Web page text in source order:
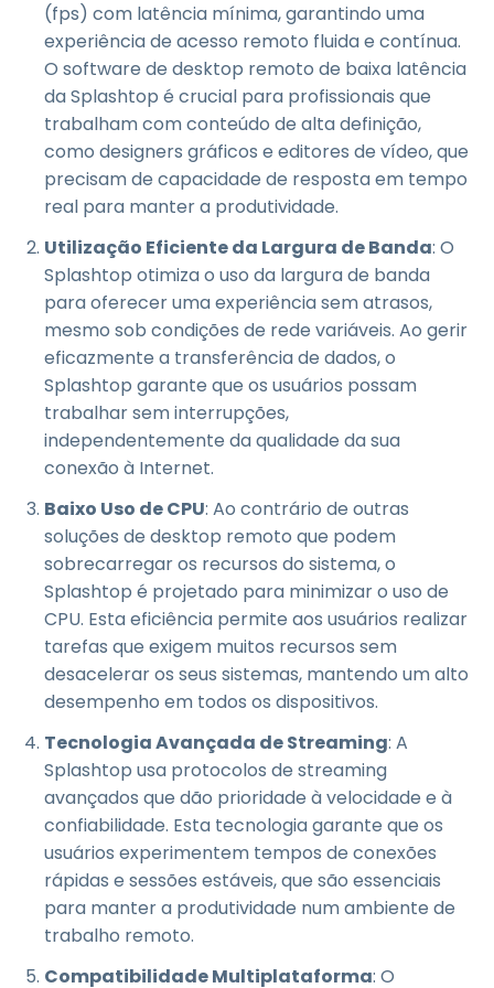
(fps) com latência mínima, garantindo uma
experiência de acesso remoto fluida e contínua.
O software de desktop remoto de baixa latência
da Splashtop é crucial para profissionais que
trabalham com conteúdo de alta definição,
como designers gráficos e editores de vídeo, que
precisam de capacidade de resposta em tempo
real para manter a produtividade.
Utilização Eficiente da Largura de Banda: O
Splashtop otimiza o uso da largura de banda
para oferecer uma experiência sem atrasos,
mesmo sob condições de rede variáveis. Ao gerir
eficazmente a transferência de dados, o
Splashtop garante que os usuários possam
trabalhar sem interrupções,
independentemente da qualidade da sua
conexão à Internet.
Baixo Uso de CPU: Ao contrário de outras
soluções de desktop remoto que podem
sobrecarregar os recursos do sistema, o
Splashtop é projetado para minimizar o uso de
CPU. Esta eficiência permite aos usuários realizar
tarefas que exigem muitos recursos sem
desacelerar os seus sistemas, mantendo um alto
desempenho em todos os dispositivos.
Tecnologia Avançada de Streaming: A
Splashtop usa protocolos de streaming
avançados que dão prioridade à velocidade e à
confiabilidade. Esta tecnologia garante que os
usuários experimentem tempos de conexões
rápidas e sessões estáveis, que são essenciais
para manter a produtividade num ambiente de
trabalho remoto.
Compatibilidade Multiplataforma: O